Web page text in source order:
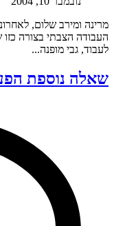
מרינה ומירב שלום,
העבודה הצבתי בצורה
לעבוד, גבי מופנה...
שאלה נוספת